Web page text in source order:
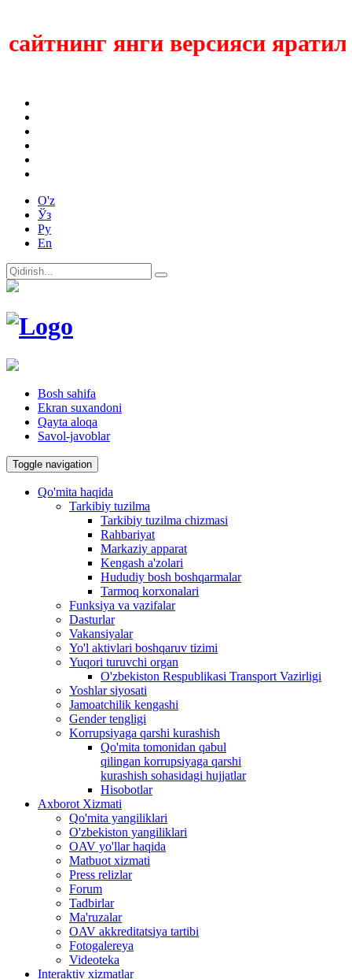
янги версияси
O'z
Ўз
Ру
En
Bosh sahifa
Ekran suxandoni
Qayta aloqa
Savol-javoblar
Toggle navigation
Qo'mita haqida
Tarkibiy tuzilma
Tarkibiy tuzilma chizmasi
Rahbariyat
Markaziy apparat
Kengash a'zolari
Hududiy bosh boshqarmalar
Tarmoq korxonalari
Funksiya va vazifalar
Dasturlar
Vakansiyalar
Yo'l aktivlari boshqaruv tizimi
Yuqori turuvchi organ
O'zbekiston Respublikasi Transport Vazirligi
Yoshlar siyosati
Jamoatchilik kengashi
Gender tengligi
Korrupsiyaga qarshi kurashish
Qo'mita tomonidan qabul
qilingan korrupsiyaga qarshi
kurashish sohasidagi hujjatlar
Hisobotlar
Аxborot Xizmati
Qo'mita yangiliklari
O'zbekiston yangiliklari
OAV yo'llar haqida
Matbuot xizmati
Press relizlar
Forum
Tadbirlar
Ma'ruzalar
OAV akkreditatsiya tartibi
Fotogalereya
Videoteka
Interaktiv xizmatlar